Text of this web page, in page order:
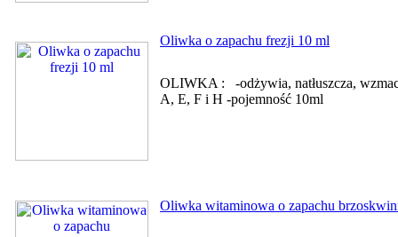
Oliwka o zapachu frezji 10 ml
OLIWKA : -odżywia, natłuszcza,
A, E, F i H -pojemność 10ml
Oliwka witaminowa o zapachu